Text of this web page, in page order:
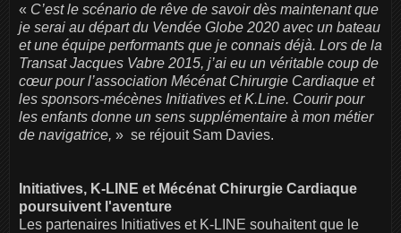
« C’est le scénario de rêve de savoir dès maintenant que
je serai au départ du Vendée Globe 2020 avec un bateau
et une équipe performants que je connais déjà. Lors de la
Transat Jacques Vabre 2015, j’ai eu un véritable coup de
cœur pour l’association Mécénat Chirurgie Cardiaque et
les sponsors-mécènes Initiatives et K.Line. Courir pour
les enfants donne un sens supplémentaire à mon métier
de navigatrice, » se réjouit Sam Davies.
Initiatives, K-LINE et Mécénat Chirurgie Cardiaque
poursuivent l'aventure
Les partenaires Initiatives et K-LINE souhaitent que le